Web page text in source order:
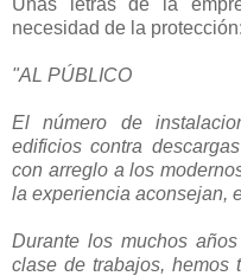
necesidad de la protección:
"AL PÚBLICO
El número de
edificios contra
con arreglo a los
la experiencia aconsejan,
Durante los muchos
clase de trabajos,